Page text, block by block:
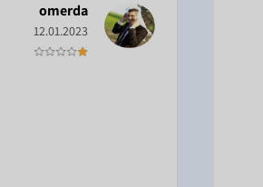
omerda
12.01.2023